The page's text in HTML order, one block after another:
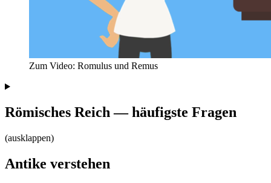
Zum Video: Romulus und Remus
Römisches Reich — häufigste Fragen
(ausklappen)
Antike verstehen